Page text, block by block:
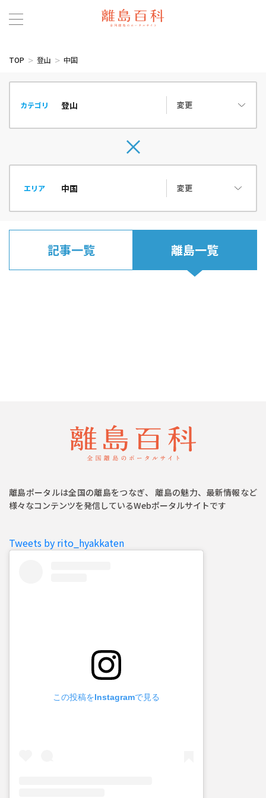
TOP 登山 中国
カテゴリ 変更
エリア 変更
記事一覧 離島一覧
離島ポータルは全国の離島をつなぎ、 離島の魅力、最新情報など
様々なコンテンツを発信しているWebポータルサイトです
Tweets by rito_hyakkaten
この投稿をInstagramで見る